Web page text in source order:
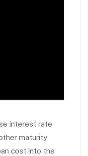
interest rate
maturity
cost into the